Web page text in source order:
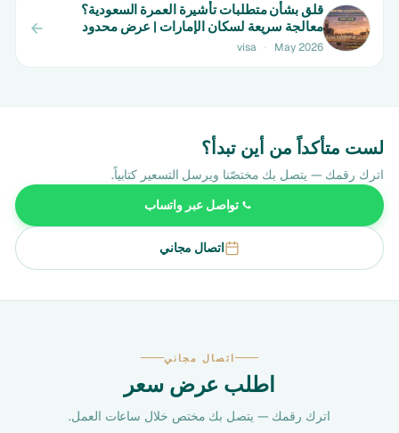
قلق بشأن متطلبات تأشيرة العمرة السعودية؟
معالجة سريعة لسكان الإمارات | عرض محدود
visa · May 2026
لست متأكداً من أين تبدأ؟
اترك رقمك — يتصل بك مختصّنا ويرسل التسعير كتابياً.
تواصل عبر واتساب
اتصال مجاني
اتصال مجاني
اطلب عرض سعر
اترك رقمك — يتصل بك مختص خلال ساعات العمل.